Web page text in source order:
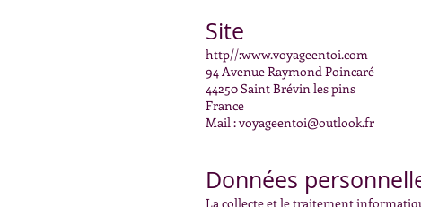
Site
http//:www.voyageentoi.com
94 Avenue Raymond Poincaré
44250 Saint Brévin les pins
France
Mail :voyageentoi@outlook.fr
Données
La collecte et le traitement